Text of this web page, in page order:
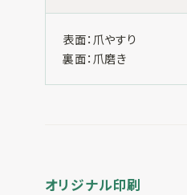
表面：爪やすり
裏面：爪磨き
オリジナル印刷